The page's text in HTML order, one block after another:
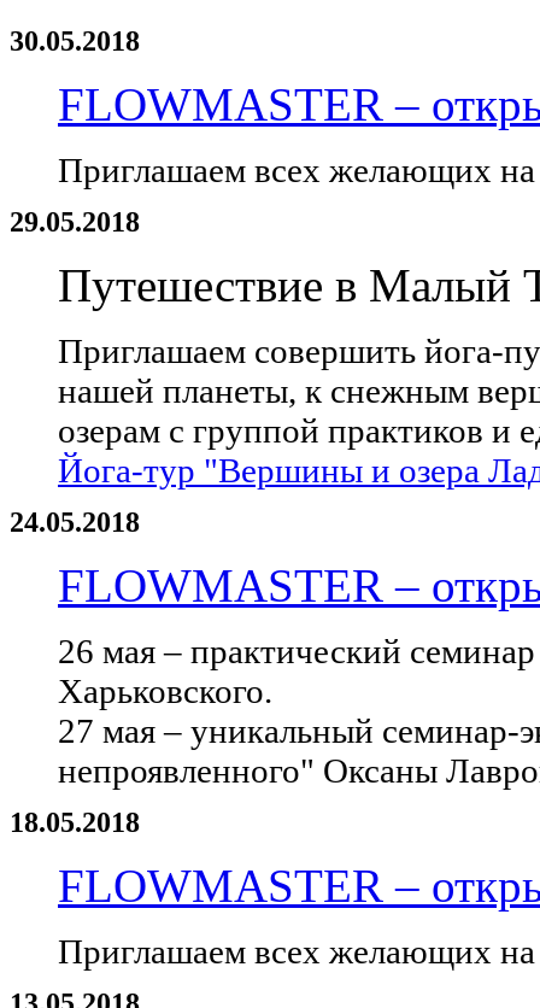
30.05.2018
FLOWMASTER –
Приглашаем всех желающих
29.05.2018
Путешествие в Малый
Приглашаем совершить йога-
нашей планеты, к снежным
озерам с группой практиков и
Йога-тур "Вершины и озера
24.05.2018
FLOWMASTER –
26 мая – практический
Харьковского.
27 мая – уникальный семинар-
непроявленного" Оксаны
18.05.2018
FLOWMASTER –
Приглашаем всех желающих